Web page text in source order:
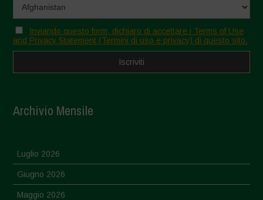
Inviando questo form, dichiaro di accettare i Terms of Use
and Privacy Statement (Termini di uso e privacy) di questo sito.
Archivio Mensile
Luglio 2026
Giugno 2026
Maggio 2026